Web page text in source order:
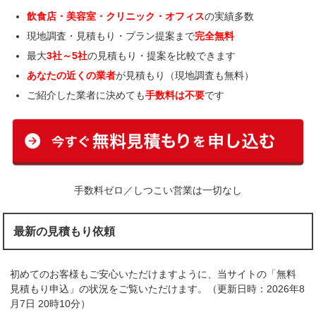
飲食店・美容室・クリニック・オフィスの実績多数
現地調査・見積もり・プラン提案まで完全無料
最大3社～5社の見積もり・提案を比較できます
あなたの近くの業者が見積もり（現地調査も無料）
ご紹介した業者に決めても手数料は不要です
手数料ゼロ／しつこい営業は一切なし
最新の見積もり依頼
初めてのお客様もご安心いただけますように、当サイトの「無料
見積もり申込」の状況をご覧いただけます。（更新日時：2026年8
月7日 20時10分）